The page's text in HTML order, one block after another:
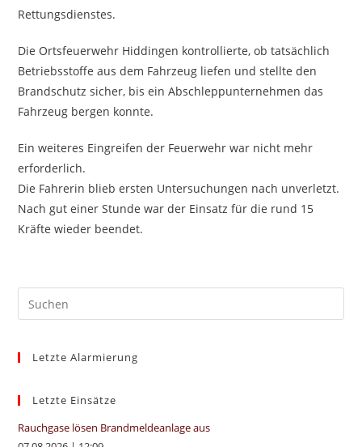
Rettungsdienstes.
Die Ortsfeuerwehr Hiddingen kontrollierte, ob tatsächlich
Betriebsstoffe aus dem Fahrzeug liefen und stellte den
Brandschutz sicher, bis ein Abschleppunternehmen das
Fahrzeug bergen konnte.
Ein weiteres Eingreifen der Feuerwehr war nicht mehr
erforderlich.
Die Fahrerin blieb ersten Untersuchungen nach unverletzt.
Nach gut einer Stunde war der Einsatz für die rund 15
Kräfte wieder beendet.
Letzte Alarmierung
Letzte Einsätze
Rauchgase lösen Brandmeldeanlage aus